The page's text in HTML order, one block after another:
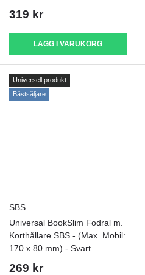
319 kr
LÄGG I VARUKORG
Universell produkt
Bästsäljare
SBS
Universal BookSlim Fodral m.
Korthållare SBS - (Max. Mobil:
170 x 80 mm) - Svart
269 kr